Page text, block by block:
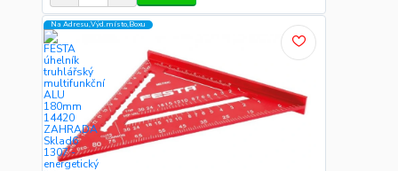
Na Adresu,Výd.místo,Boxu